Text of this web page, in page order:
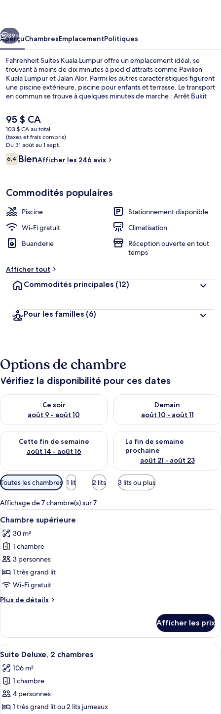
Lumpur
Suivant
39+
AperçuChambresEmplacementPolitiques
Fahrenheit Suites Kuala Lumpur offre un emplacement idéal, se
trouvant à moins de dix minutes à pied d’attraits comme Pavilion
Kuala Lumpur et Jalan Alor. Parmi les autres caractéristiques figurent
une piscine extérieure, piscine pour enfants et terrasse. Le transport
en commun se trouve à quelques minutes de marche : Arrêt Bukit
Le
prix
actuel
est
de 95 $ CA
95 $ CA
103 $ CA au total
(taxes et frais compris)
Du 31 août au 1 sept.
Avis
6,46,4 sur 10 –
BienAfficher les 246 avis
Commodités populaires
Piscine
Stationnement disponible
Wi-Fi gratuit
Climatisation
Buanderie
Réception ouverte en tout
temps
Afficher tout
Commodités principales (12)
Pour les familles (6)
Options de chambre
Vérifiez la disponibilité pour ces dates
Ce soir
août 9 - août 10
Vérifier la disponibilité pour ce soir août 9 - août 10
Demain
août 10 - août 11
Vérifier la disponibilité pour
Cette fin de semaine
août 14 - août 16
Vérifier la disponibilité pour cette fin de semaine août 14 -
La fin de semaine
prochaine
août 21 - août 23
Vérifier la disponibilité pour
Filtres
disponibles
pour
les
chambres
Toutes les chambres 1 lit 2 lits 3 lits ou plus
Affichage de 7 chambre(s) sur 7
Afficher
toutes
les
photos
pour
ce
type
chambre :
Une chambre d’hôtel avec un
5
Chambre supérieure
30 m²
1 chambre
3 personnes
1 très grand lit
Wi-Fi gratuit
Plus de détails
Plus
Chambre
supérieure
Afficher les prix
Afficher
toutes
les
photos
pour
ce
Une chambre d’hôtel avec un
6
Suite Deluxe, 2 chambres
106 m²
1 chambre
4 personnes
1 très grand lit ou 2 lits jumeaux